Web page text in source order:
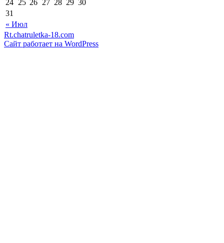
« Июл
24 25 26 27 28 29 30
31
Rt.chatruletka-18.com
Сайт работает на WordPress